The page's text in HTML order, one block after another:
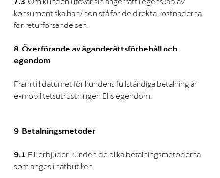
konsument ska han/hon stå för de direkta kostnaderna
för returförsändelsen.
8 Överförande av äganderättsförbehåll och
egendom
Fram till datumet för kundens fullständiga betalning är
e-mobilitetsutrustningen Ellis egendom.
9 Betalningsmetoder
9.1 Elli erbjuder kunden de olika betalningsmetoderna
som anges i nätbutiken.